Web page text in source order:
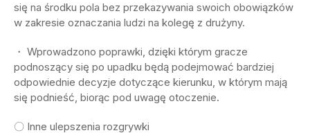
się na środku pola bez przekazywania swoich obowiązków
w zakresie oznaczania ludzi na kolegę z drużyny.
・ Wprowadzono poprawki, dzięki którym gracze
podnoszący się po upadku będą podejmować bardziej
odpowiednie decyzje dotyczące kierunku, w którym mają
się podnieść, biorąc pod uwagę otoczenie.
〇 Inne ulepszenia rozgrywki